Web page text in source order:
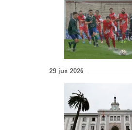
29 jun 2026